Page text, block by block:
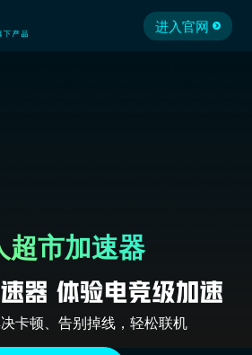
进入官网
超市加速器
卡顿、告别掉线，轻松联机